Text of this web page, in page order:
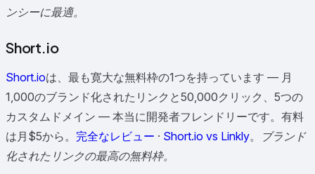
ンシーに最適。
Short.io
Short.ioは、最も寛大な無料枠の1つを持っています — 月
1,000のブランド化されたリンクと50,000クリック、5つの
カスタムドメイン — 本当に開発者フレンドリーです。有料
は月$5から。 完全なレビュー · Short.io vs Linkly。
ブランド
化されたリンクの最高の無料枠。